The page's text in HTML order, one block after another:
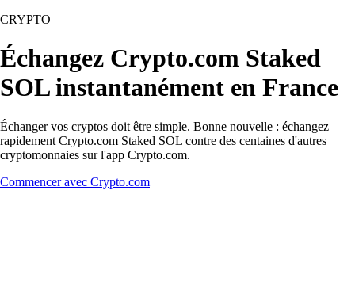
CRYPTO
Échangez Crypto.com Staked
SOL instantanément en France
Échanger vos cryptos doit être simple. Bonne nouvelle : échangez
rapidement Crypto.com Staked SOL contre des centaines d'autres
cryptomonnaies sur l'app Crypto.com.
Commencer avec Crypto.com